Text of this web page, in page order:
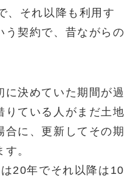
、それ以降も利用す
う契約で、昔ながらの
決めていた期間が過
りている人がまだ土地
合に、更新してその期
。
20年でそれ以降は10